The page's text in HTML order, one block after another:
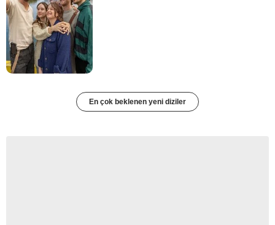
En çok beklenen yeni diziler